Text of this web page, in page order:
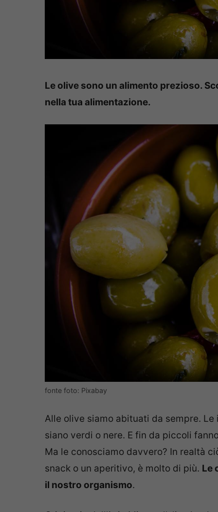
Le olive sono un alimento prezioso.
nella tua alimentazione.
fonte foto: Pixabay
Alle olive siamo abituati da sempre.
siano verdi o nere. E fin da piccoli
Ma le conosciamo davvero? In realtà
snack o un aperitivo, è molto di più. Le
il nostro organismo.